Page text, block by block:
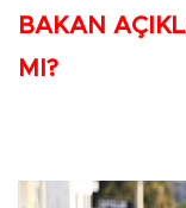
BAKAN
MI?